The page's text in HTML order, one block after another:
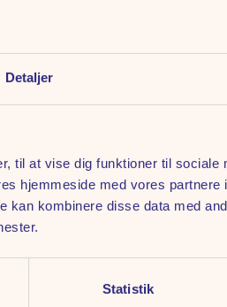
Detaljer
til at vise dig funktioner til sociale
hjemmeside med vores partnere
kan kombinere disse data med
Statistik